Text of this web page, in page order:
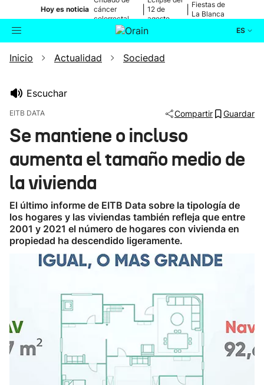
Hoy es noticia cáncer
colorrectal
12 de
agosto
Fiestas de
La Blanca
ES
Buscador Actualidad
Ikusmiran
Inicio Actualidad Sociedad
Escuchar
EITB DATA Compartir Guardar
Se mantiene o incluso
aumenta el tamaño medio de
la vivienda
El último informe de EITB Data sobre la tipología de
los hogares y las viviendas también refleja que entre
2001 y 2021 el número de hogares con vivienda en
propiedad ha descendido ligeramente.